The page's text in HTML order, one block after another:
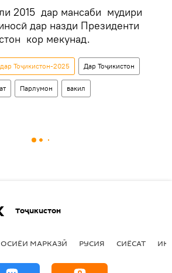
2015 дар мансаби мудири
дар назди Президенти
кор мекунад.
Тоҷикистон-2025 Дар Тоҷикистон
Парлумон вакил
Тоҷикистон
ОСИЁИ МАРКАЗӢ РУСИЯ СИЁСАТ